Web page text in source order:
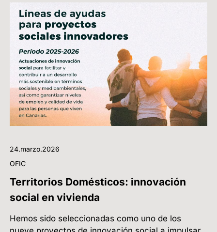
24.marzo.2026
OFIC
Territorios Domésticos: innovación
social en vivienda
Hemos sido seleccionadas como uno de los